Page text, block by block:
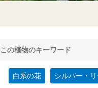
この植物のキーワード
白系の花 シルバー・